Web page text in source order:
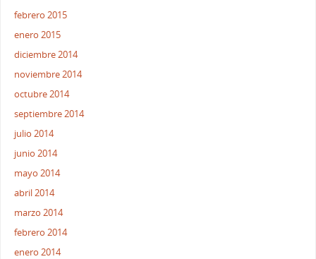
febrero 2015
enero 2015
diciembre 2014
noviembre 2014
octubre 2014
septiembre 2014
julio 2014
junio 2014
mayo 2014
abril 2014
marzo 2014
febrero 2014
enero 2014